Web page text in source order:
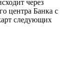
через
центра Банка с
следующих